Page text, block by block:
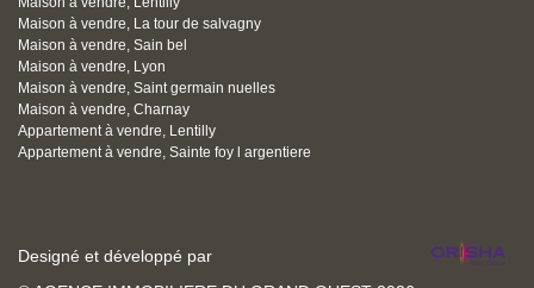
Maison à vendre, La tour de salvagny
Maison à vendre, Sain bel
Maison à vendre, Lyon
Maison à vendre, Saint germain nuelles
Maison à vendre, Charnay
Appartement à vendre, Lentilly
Appartement à vendre, Sainte foy l argentiere
Designé et développé par